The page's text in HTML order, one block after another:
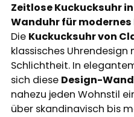
Zeitlose Kuckucksuhr
Wanduhr für
Die Kuckucksuhr von
klassisches
Schlichtheit. In
sich diese Design-
nahezu jeden Wohnstil
über skandinavisch bis